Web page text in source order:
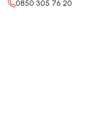
0850 305 76 20